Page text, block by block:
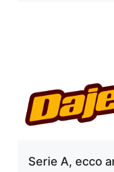
Serie A, ecco